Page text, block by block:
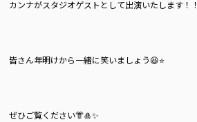
カンナがスタジオゲストとして出演いたします！！
皆さん年明けから一緒に笑いましょう😆⭐️
ぜひご覧ください👘🎍✨